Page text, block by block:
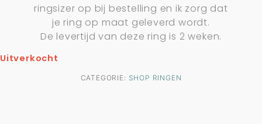
ringsizer op bij bestelling en ik zorg dat
je ring op maat geleverd wordt.
De levertijd van deze ring is 2 weken.
Uitverkocht
CATEGORIE: SHOP RINGEN